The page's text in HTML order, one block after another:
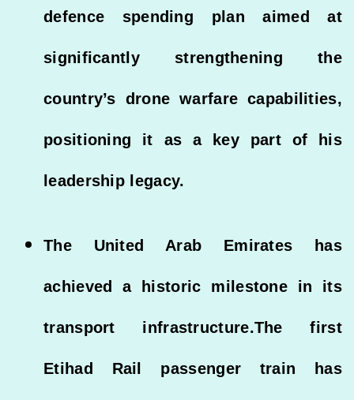
defence spending plan aimed at
significantly strengthening the
country’s drone warfare capabilities,
positioning it as a key part of his
leadership legacy.
The United Arab Emirates has
achieved a historic milestone in its
transport infrastructure.The first
Etihad Rail passenger train has